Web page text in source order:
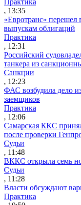
, 13:35
«Евротранс»
выпускам облигаций
Практика
, 12:31
Российский
танкера из
Санкции
, 12:23
ФАС возбудила дело
заемщиков
Практика
, 12:06
Самарская ККС
после проверки
Судьи
, 11:48
ВККС открыла семь
Судьи
, 11:28
Власти обсуждают
Практика